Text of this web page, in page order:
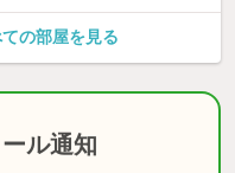
の部屋を見る
ル通知